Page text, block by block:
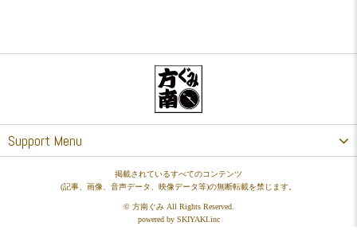
Support Menu
掲載されているすべてのコンテンツ
(記事、画像、音声データ、映像データ等)の無断転載を禁じます。
© 方南ぐみ All Rights Reserved.
powered by SKIYAKI.inc